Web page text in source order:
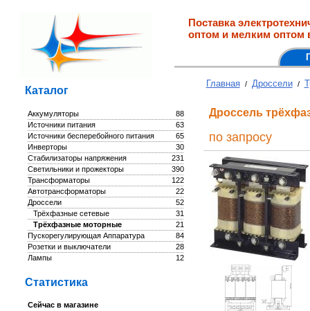
Поставка
оптом и мелким оптом
Каталог
88
Аккумуляторы
63
Источники питания
65
Источники бесперебойного питания
30
Инверторы
231
Стабилизаторы напряжения
390
Светильники и прожекторы
122
Трансформаторы
22
Автотрансформаторы
52
Дроссели
31
Трёхфазные сетевые
21
Трёхфазные моторные
84
Пускорегулирующая Аппаратура
28
Розетки и выключатели
12
Лампы
Статистика
Сейчас в магазине
Главная / Дроссели /
Дроссель
по запросу